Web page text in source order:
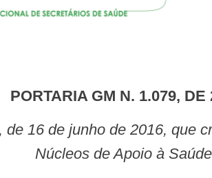
PORTARIA GM N. 1.079,
Núcleos de Apoio à